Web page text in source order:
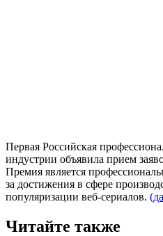
Первая Российская
индустрии объявила прием
Премия является
за достижения в сфере
популяризации веб-сериалов.
Читайте также